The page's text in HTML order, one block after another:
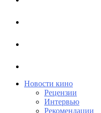
Новости кино
Рецензии
Интервью
Рекомендации